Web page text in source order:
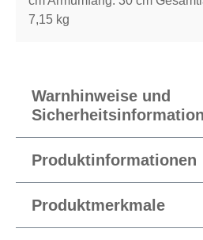
7,15 kg
Warnhinweise und
Produktinformationen
Produktmerkmale